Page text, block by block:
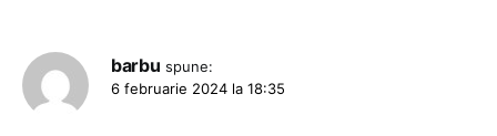
barbu spune:
6 februarie 2024 la 18:35